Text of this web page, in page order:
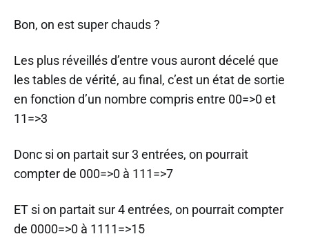
Bon, on est super chauds ?
Les plus réveillés d’entre vous auront décelé que
les tables de vérité, au final, c’est un état de sortie
en fonction d’un nombre compris entre 00=>0 et
11=>3
Donc si on partait sur 3 entrées, on pourrait
compter de 000=>0 à 111=>7
ET si on partait sur 4 entrées, on pourrait compter
de 0000=>0 à 1111=>15